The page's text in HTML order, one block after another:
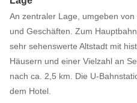
An zentraler Lage, umgeben
und Geschäften. Zum
sehr sehenswerte Altstadt mit
Häusern und einer Vielzahl an
nach ca. 2,5 km. Die U-
dem Hotel.